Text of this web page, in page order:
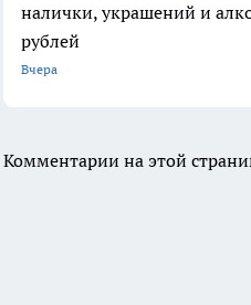
налички, украшений и
рублей
Вчера
Комментарии на этой